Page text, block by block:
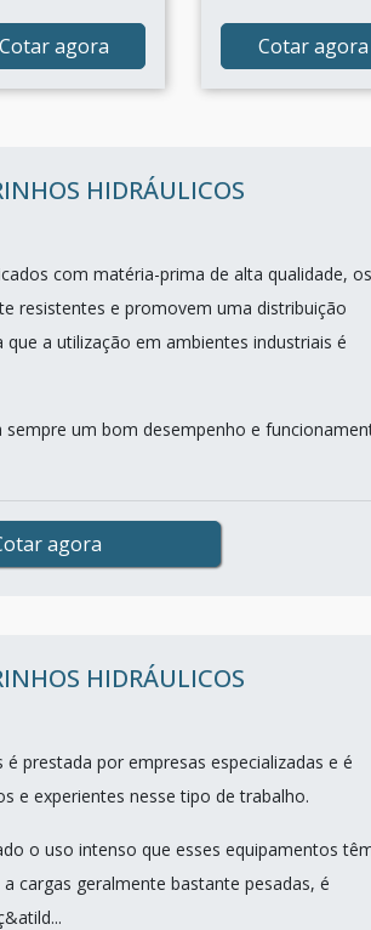
Cotar agora Cotar agora
HIDRÁULICOS
com matéria-prima de alta qualidade, os
resistentes e promovem uma distribuição
a utilização em ambientes industriais é
um bom desempenho e
agora
HIDRÁULICOS
prestada por empresas especializadas e é
e experientes nesse tipo de trabalho.
o uso intenso que esses equipamentos
cargas geralmente bastante pesadas, é